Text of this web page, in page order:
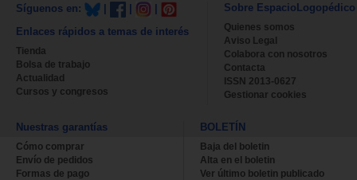
Síguenos en:
Enlaces rápidos a temas de interés
Tienda
Bolsa de trabajo
Actualidad
Cursos y congresos
Sobre EspacioLogopédico
Quienes somos
Aviso Legal
Colabora con nosotros
Contacta
ISSN 2013-0627
Gestionar cookies
Nuestras garantías
Cómo comprar
Envío de pedidos
Formas de pago
BOLETÍN
Baja del boletin
Alta en el boletin
Ver último boletin publicado